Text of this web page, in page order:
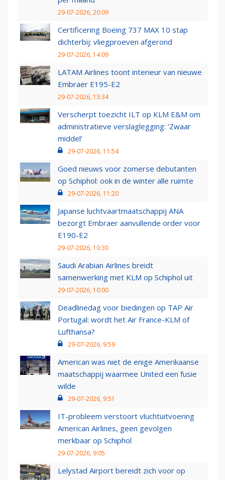
29-07-2026, 20:09
Certificering Boeing 737 MAX 10 stap
dichterbij: vliegproeven afgerond
29-07-2026, 14:09
LATAM Airlines toont interieur van nieuwe
Embraer E195-E2
29-07-2026, 13:34
Verscherpt toezicht ILT op KLM E&M om
administratieve verslaglegging: ‘Zwaar
middel’
29-07-2026, 11:54
Goed nieuws voor zomerse debutanten
op Schiphol: ook in de winter alle ruimte
29-07-2026, 11:20
Japanse luchtvaartmaatschappij ANA
bezorgt Embraer aanvullende order voor
E190-E2
29-07-2026, 10:30
Saudi Arabian Airlines breidt
samenwerking met KLM op Schiphol uit
29-07-2026, 10:00
Deadlinedag voor biedingen op TAP Air
Portugal: wordt het Air France-KLM of
Lufthansa?
29-07-2026, 9:59
American was niet de enige Amerikaanse
maatschappij waarmee United een fusie
wilde
29-07-2026, 9:51
IT-probleem verstoort vluchtuitvoering
American Airlines, geen gevolgen
merkbaar op Schiphol
29-07-2026, 9:05
Lelystad Airport bereidt zich voor op